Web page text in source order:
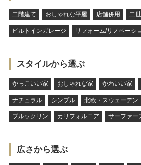
二階建て おしゃれな平屋 店舗併用 二
ビルトインガレージ リフォーム/リノベーシ
スタイルから選ぶ
かっこいい家 おしゃれな家 かわいい家
ナチュラル シンプル 北欧・スウェーデン
ブルックリン カリフォルニア サーファー
広さから選ぶ